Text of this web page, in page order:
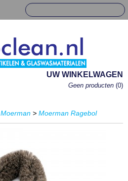
UW WINKELWAGEN
Geen producten (0)
Moerman > Moerman Ragebol